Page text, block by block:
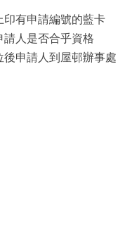
印有申請編號的藍卡
請人是否合乎資格
申請人到屋邨辦事處